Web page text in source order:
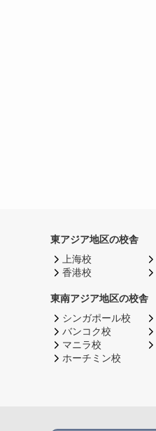
東アジア地区の校舎
上海校
香港校
東南アジア地区の校舎
シンガポール校
バンコク校
マニラ校
ホーチミン校